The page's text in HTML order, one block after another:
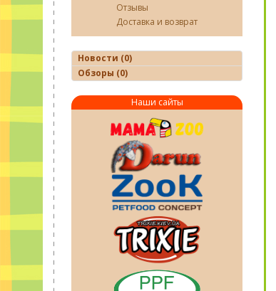
Отзывы
Доставка и возврат
Новости (0)
Обзоры (0)
Наши сайты